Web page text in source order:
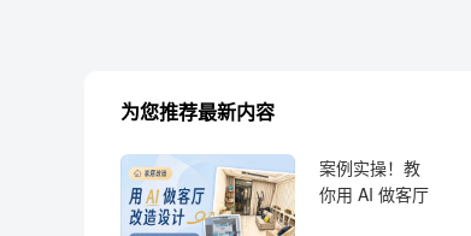
为您推荐最新内容
案例实操！教
你用 AI 做客厅